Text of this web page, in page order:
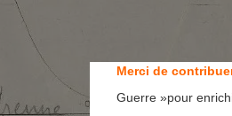
Merci de
Guerre »pour